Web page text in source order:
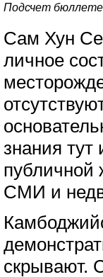
Подсчет
Сам Хун
личное
знания тут
публичной
СМИ и
скрывают.